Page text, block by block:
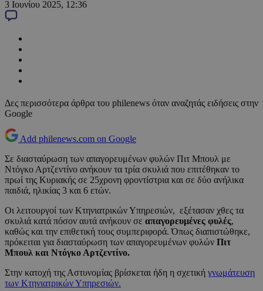
3 Ιουνίου 2025, 12:36
Δες περισσότερα άρθρα του philenews όταν αναζητάς ειδήσεις στην
Google
Add philenews.com on Google
Σε διασταύρωση των απαγορευμένων φυλών Πιτ Μπουλ με
Ντόγκο Αρτζεντίνο ανήκουν τα τρία σκυλιά που επιτέθηκαν το
πρωί της Κυριακής σε 25χρονη φροντίστρια και σε δύο ανήλικα
παιδιά, ηλικίας 3 και 6 ετών.
Οι λειτουργοί των Κτηνιατρικών Υπηρεσιών, εξέτασαν χθες τα
σκυλιά κατά πόσον αυτά ανήκουν σε απαγορευμένες φυλές,
καθώς και την επιθετική τους συμπεριφορά. Όπως διαπιστώθηκε,
πρόκειται για διασταύρωση των απαγορευμένων φυλών Πιτ
Μπουλ και Ντόγκο Αρτζεντίνο.
Στην κατοχή της Αστυνομίας βρίσκεται ήδη η σχετική γνωμάτευση
των Κτηνιατρικών Υπηρεσιών.